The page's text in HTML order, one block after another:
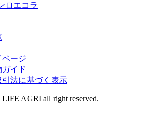
ロエコラ
ージ
イド
引法に基づく表示
AGRI all right reserved.